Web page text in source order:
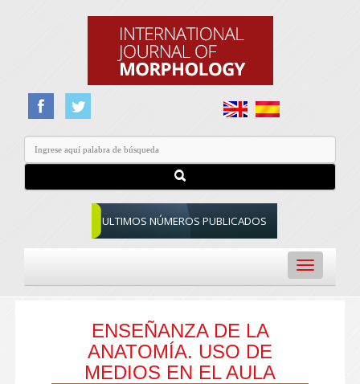
ULTIMOS NÚMEROS PUBLICADOS
Toggle
navigation
ENSEÑANZA DE LA
ANATOMÍA. USO DE
MEDIOS EN EL AULA